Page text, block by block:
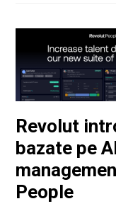
Revolut
bazate pe
People